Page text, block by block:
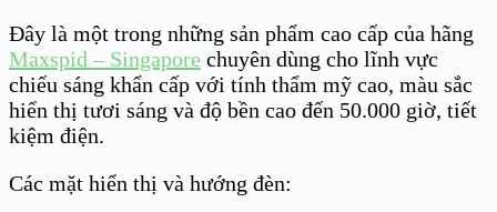
Đây là một trong những sản phẩm cao cấp của hãng
Maxspid – Singapore chuyên dùng cho lĩnh vực
chiếu sáng khẩn cấp với tính thẩm mỹ cao, màu sắc
hiển thị tươi sáng và độ bền cao đến 50.000 giờ, tiết
kiệm điện.
Các mặt hiển thị và hướng đèn: